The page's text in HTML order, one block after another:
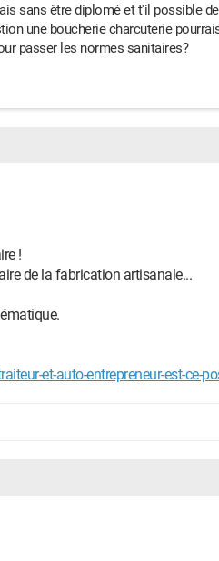
sans être diplomé et t'il possible de
une boucherie charcuterie
passer les normes sanitaires?
!
de la fabrication artisanale...
et-auto-entrepreneur-est-ce-